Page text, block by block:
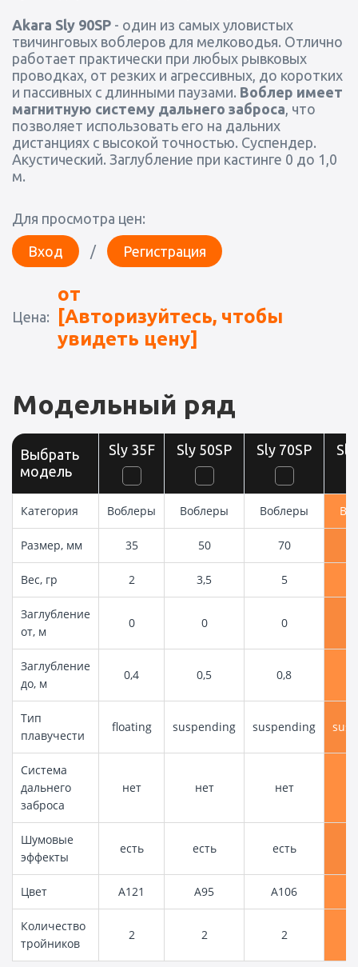
Akara Sly 90SP - один из самых уловистых
твичинговых воблеров для мелководья. Отлично
работает практически при любых рывковых
проводках, от резких и агрессивных, до коротких
и пассивных с длинными паузами. Воблер имеет
магнитную систему дальнего заброса, что
позволяет использовать его на дальних
дистанциях с высокой точностью. Суспендер.
Акустический. Заглубление при кастинге 0 до 1,0
м.
Для просмотра цен:
Вход / Регистрация
Цена:
от
[Авторизуйтесь, чтобы
увидеть цену]
Модельный ряд
Выбрать
модель
Sly 35F Sly 50SP Sly 70SP
Категория Воблеры Воблеры Воблеры
Размер, мм 35 50 70
Вес, гр 2 3,5 5
Заглубление
от, м
0 0 0
Заглубление
до, м
0,4 0,5 0,8
Тип
плавучести
floating suspending suspending
Система
дальнего
заброса
нет нет нет
Шумовые
эффекты
есть есть есть
Цвет A121 A95 A106
Количество
тройников
2 2 2